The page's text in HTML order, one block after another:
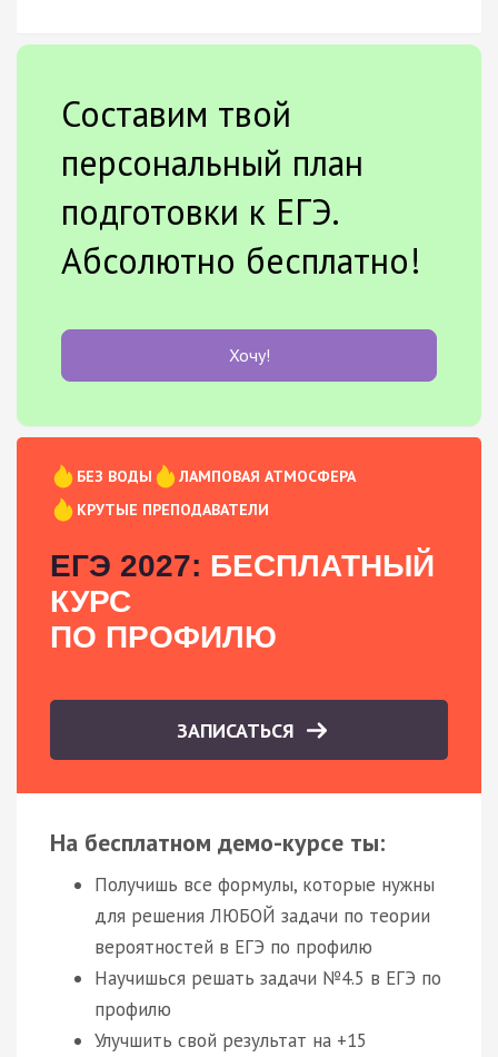
Составим твой
персональный план
подготовки к ЕГЭ.
Абсолютно бесплатно!
Хочу!
БЕЗ ВОДЫ
ЛАМПОВАЯ АТМОСФЕРА
КРУТЫЕ ПРЕПОДАВАТЕЛИ
ЕГЭ 2027: БЕСПЛАТНЫЙ
КУРС
ПО ПРОФИЛЮ
ЗАПИСАТЬСЯ
На бесплатном демо-курсе ты:
Получишь все формулы, которые нужны
для решения ЛЮБОЙ задачи по теории
вероятностей в ЕГЭ по профилю
Научишься решать задачи №4.5 в ЕГЭ по
профилю
Улучшить свой результат на +15